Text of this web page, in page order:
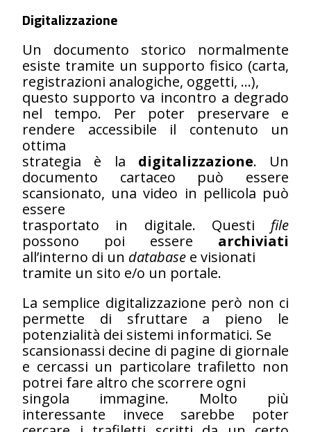
Digitalizzazione
Un documento storico normalmente
esiste tramite un supporto fisico (carta,
registrazioni analogiche, oggetti, …),
questo supporto va incontro a degrado
nel tempo. Per poter preservare e
rendere accessibile il contenuto un
ottima
strategia è la digitalizzazione. Un
documento cartaceo può essere
scansionato, una video in pellicola può
essere
trasportato in digitale. Questi file
possono poi essere archiviati
all’interno di un database e visionati
tramite un sito e/o un portale.
La semplice digitalizzazione però non ci
permette di sfruttare a pieno le
potenzialità dei sistemi informatici. Se
scansionassi decine di pagine di giornale
e cercassi un particolare trafiletto non
potrei fare altro che scorrere ogni
singola immagine. Molto più
interessante invece sarebbe poter